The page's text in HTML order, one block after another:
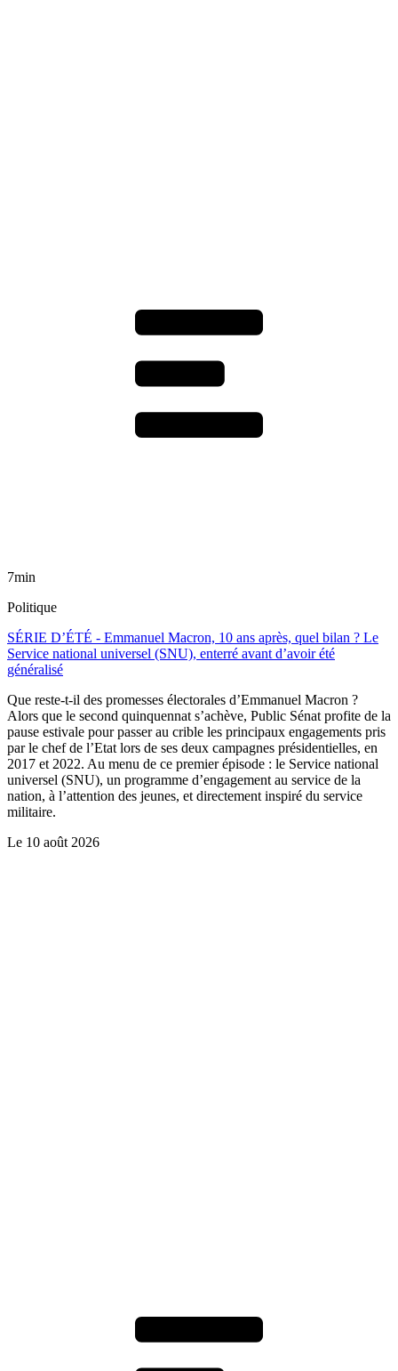
7min
Politique
SÉRIE D’ÉTÉ - Emmanuel Macron, 10 ans après, quel bilan ? Le
Service national universel (SNU), enterré avant d’avoir été
généralisé
Que reste-t-il des promesses électorales d’Emmanuel Macron ?
Alors que le second quinquennat s’achève, Public Sénat profite de la
pause estivale pour passer au crible les principaux engagements pris
par le chef de l’Etat lors de ses deux campagnes présidentielles, en
2017 et 2022. Au menu de ce premier épisode : le Service national
universel (SNU), un programme d’engagement au service de la
nation, à l’attention des jeunes, et directement inspiré du service
militaire.
Le 10 août 2026